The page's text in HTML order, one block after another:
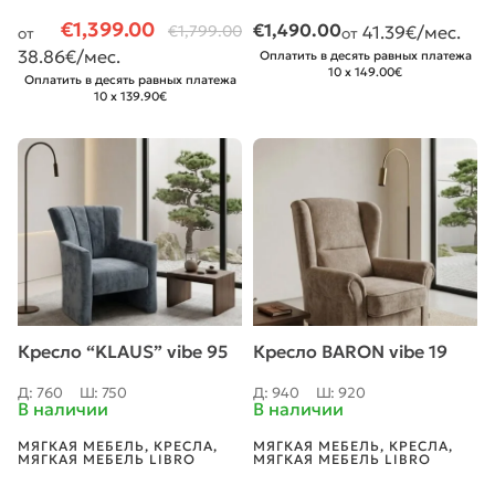
€1,399.00 €1,799.00
от
38.86€/мес.
Оплатить в десять равных платежа
10 x 139.90€
€1,490.00от 41.39€/мес.
Оплатить в десять равных платежа
10 x 149.00€
Кресло “KLAUS” vibe 95
Д: 760 Ш: 750
В наличии
МЯГКАЯ МЕБЕЛЬ, КРЕСЛА,
МЯГКАЯ МЕБЕЛЬ LIBRO
Кресло BARON vibe 19
Д: 940 Ш: 920
В наличии
МЯГКАЯ МЕБЕЛЬ, КРЕСЛА,
МЯГКАЯ МЕБЕЛЬ LIBRO